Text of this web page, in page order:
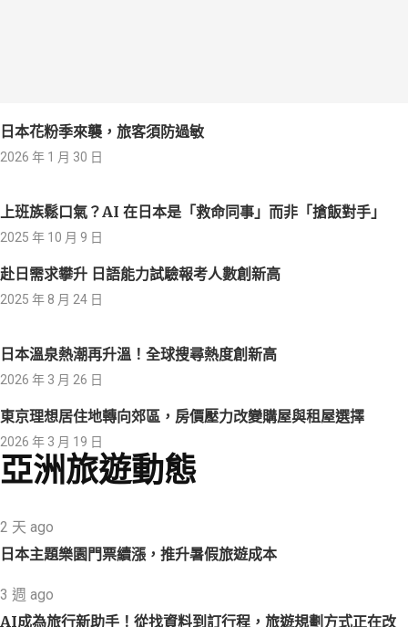
日本花粉季來襲，旅客須防過敏
2026 年 1 月 30 日
上班族鬆口氣？AI 在日本是「救命同事」而非「搶飯對手」
2025 年 10 月 9 日
赴日需求攀升 日語能力試驗報考人數創新高
2025 年 8 月 24 日
日本溫泉熱潮再升溫！全球搜尋熱度創新高
2026 年 3 月 26 日
東京理想居住地轉向郊區，房價壓力改變購屋與租屋選擇
2026 年 3 月 19 日
亞洲旅遊動態
2 天 ago
日本主題樂園門票續漲，推升暑假旅遊成本
3 週 ago
AI成為旅行新助手！從找資料到訂行程，旅遊規劃方式正在改